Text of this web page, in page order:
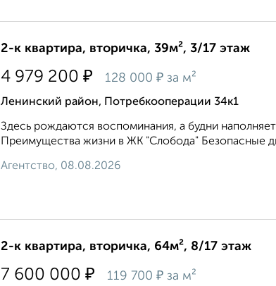
2-к квартира, вторичка, 39м², 3/17 этаж
4 979 200 ₽ 128 000 ₽ за м²
Ленинский район, Потребкооперации 34к1
Здесь рождаются воспоминания, а будни
Преимущества жизни в ЖК "Слобода" Безопасные
Агентство, 08.08.2026
2-к квартира, вторичка, 64м², 8/17 этаж
7 600 000 ₽ 119 700 ₽ за м²